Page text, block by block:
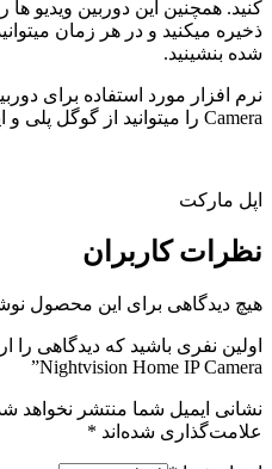
ذخیره میکنید و در هر زمان
شده بنشینید.
Camera را میتوانید از گوگل پلی و اپل استور دریافت نمایید.
اپل مارکت
نظراتکاربران
هیچ دیدگاهی برای این محصول
Nightvision Home IP Camera”
نشانی ایمیل شما منتشر نخواهد
علامت‌گذاری شده‌اند *